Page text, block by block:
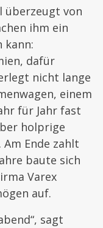
überzeugt von
ihm ein
kann:
dafür
nicht lange
einem
für Jahr fast
holprige
Ende zahlt
baute sich
Varex
auf.
sagt